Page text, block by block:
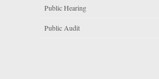
Public Hearing
Public Audit